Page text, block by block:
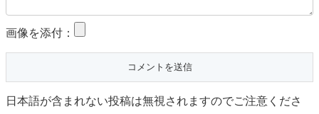
画像を添付：
日本語が含まれない投稿は無視されますのでご注意くださ